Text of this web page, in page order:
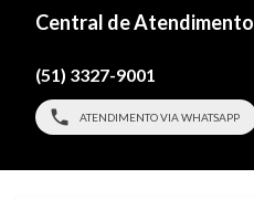
Central de Atendimento
(51) 3327-9001
ATENDIMENTO VIA WHATSAPP